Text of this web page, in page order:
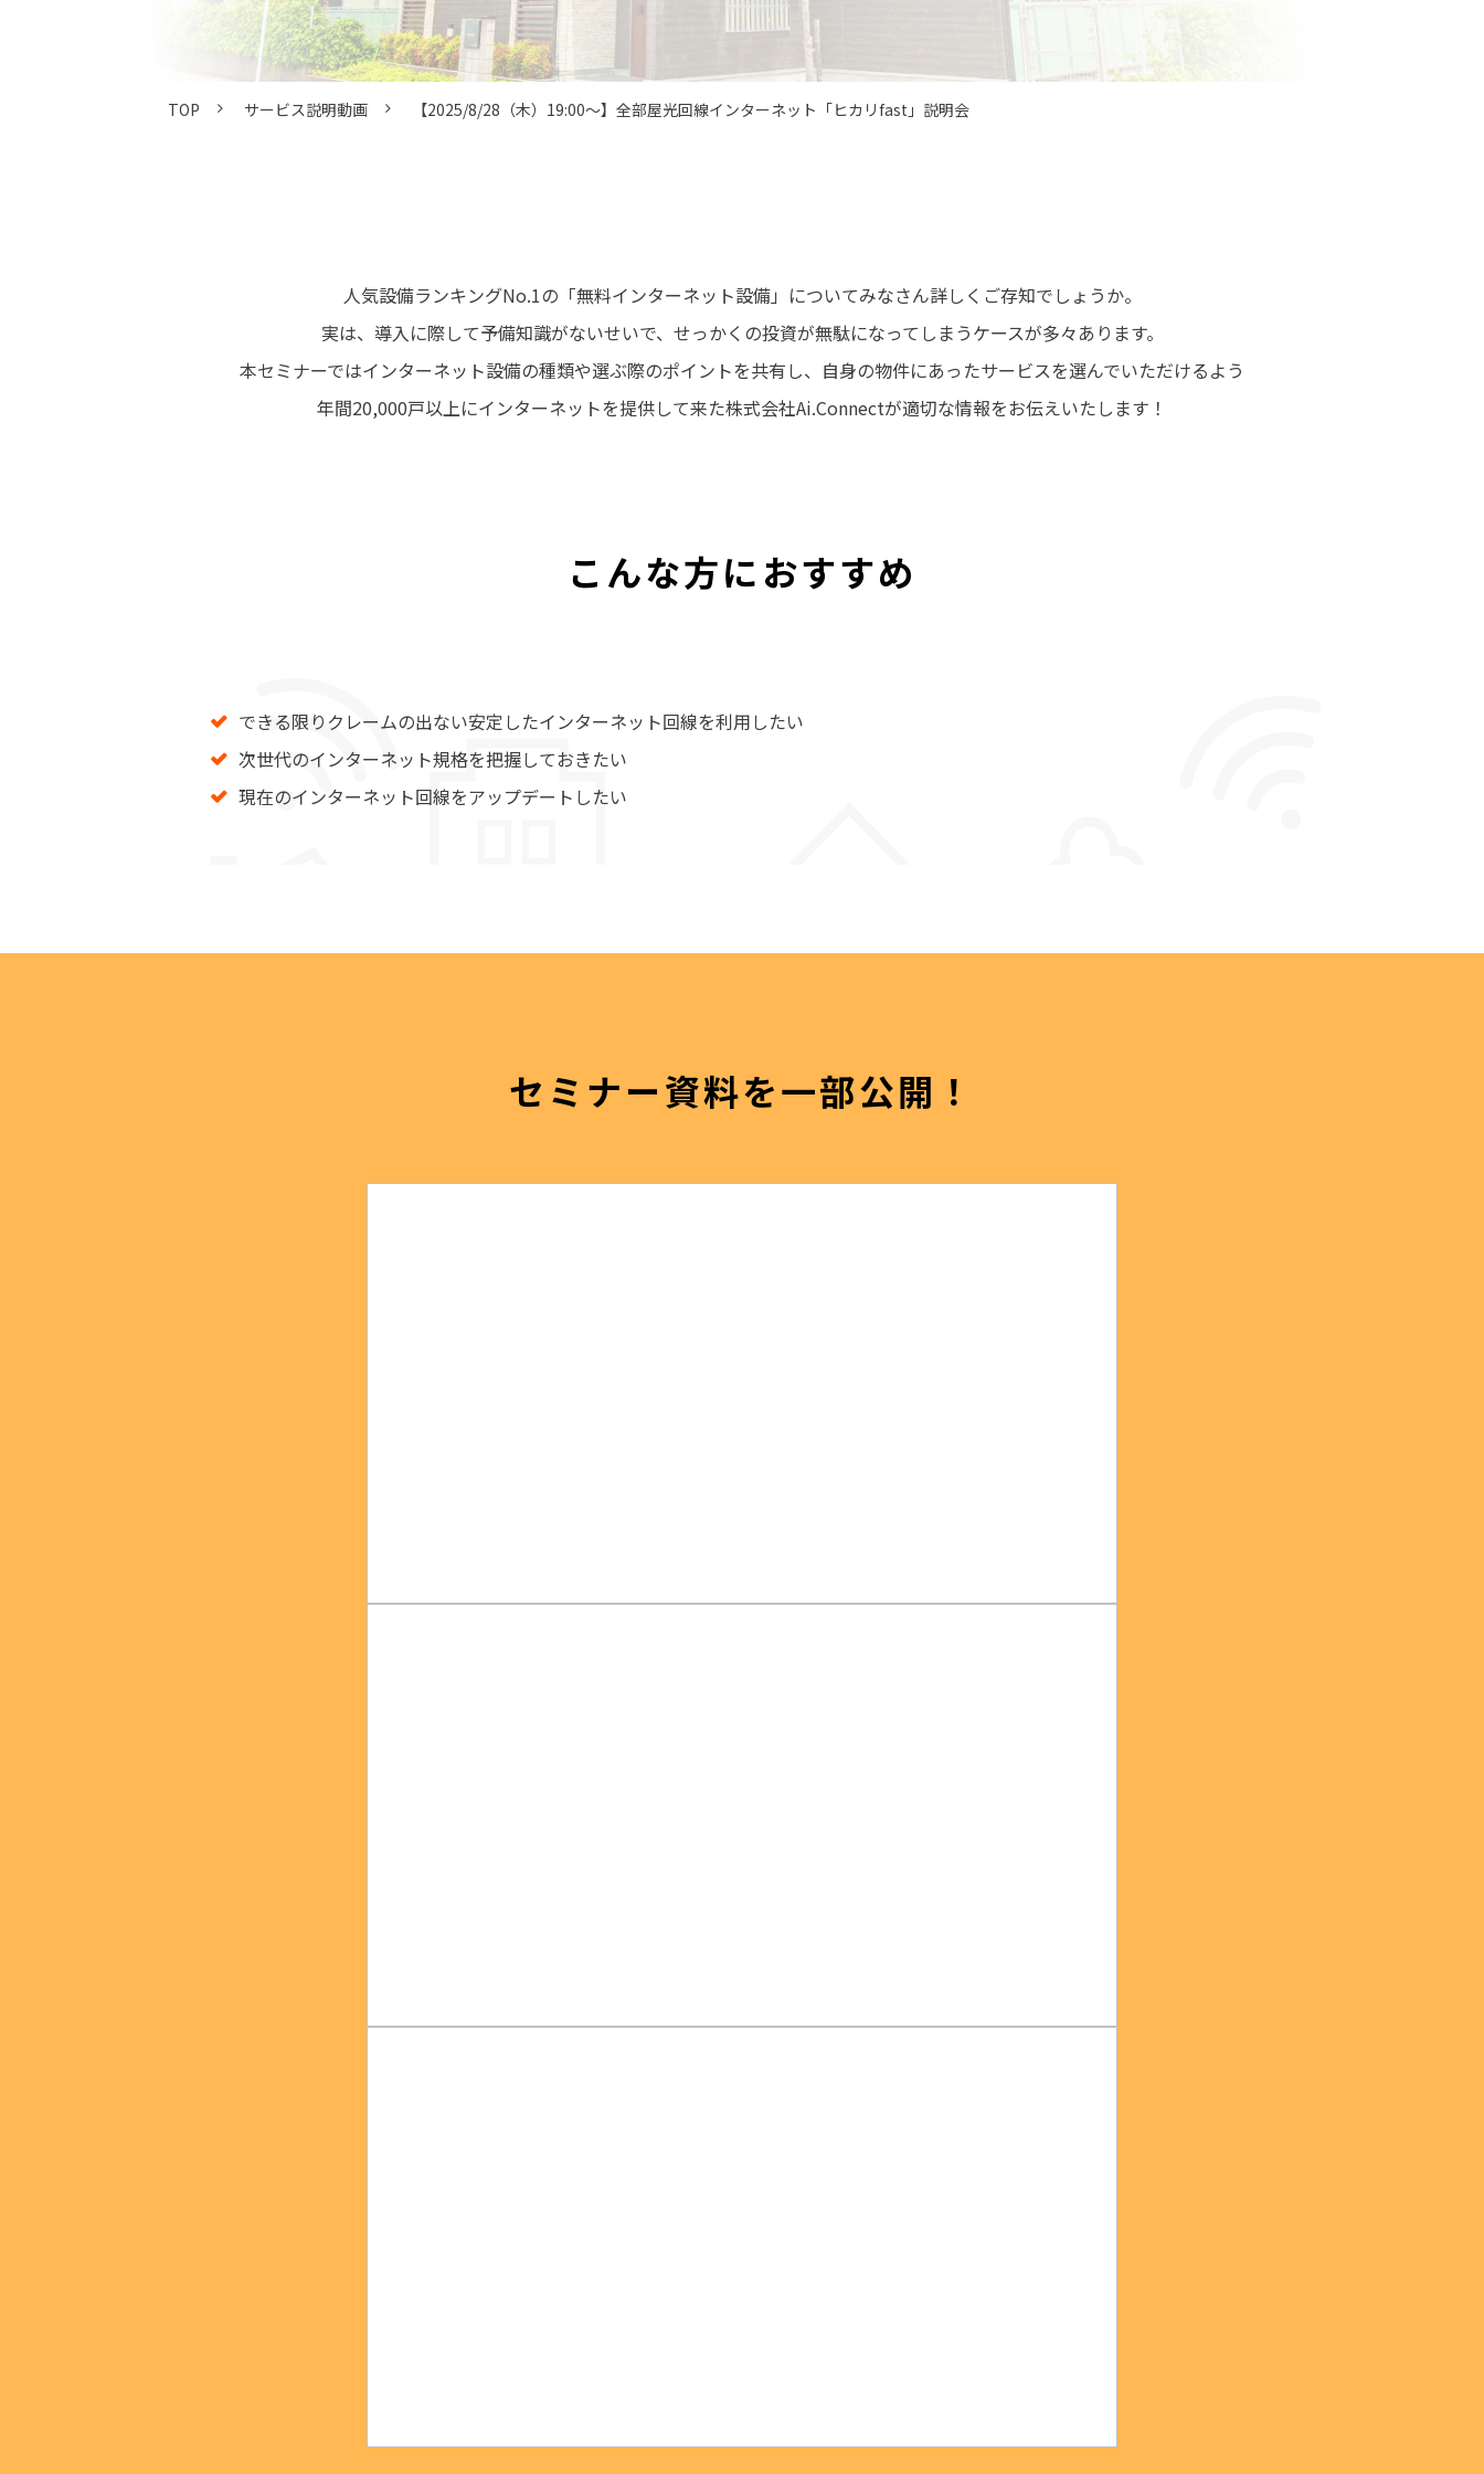
TOP サービス説明動画 【2025/8/28（木）19:00〜】全部屋光回線インターネット「ヒカリfast」説明会
人気設備ランキングNo.1の「無料インターネット設備」についてみなさん詳しくご存知でしょうか。
実は、導入に際して予備知識がないせいで、せっかくの投資が無駄になってしまうケースが多々あります。
本セミナーではインターネット設備の種類や選ぶ際のポイントを共有し、自身の物件にあったサービスを選んでいただけるよう
年間20,000戸以上にインターネットを提供して来た株式会社Ai.Connectが適切な情報をお伝えいたします！
こんな方におすすめ
できる限りクレームの出ない安定したインターネット回線を利用したい
次世代のインターネット規格を把握しておきたい
現在のインターネット回線をアップデートしたい
セミナー資料を一部公開！